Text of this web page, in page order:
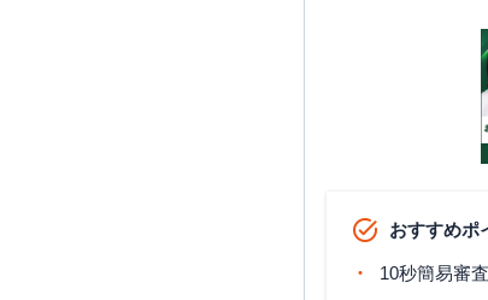
おすすめポ
10秒簡易審